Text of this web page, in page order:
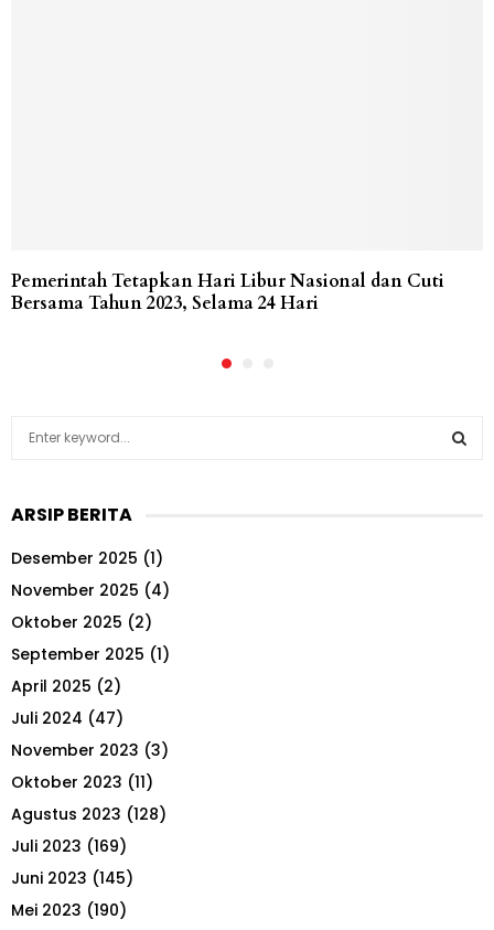
Pemerintah Tetapkan Hari Libur Nasional dan Cuti
Bersama Tahun 2023, Selama 24 Hari
c
f
o
r
ARSIP BERITA
Desember 2025 (1)
November 2025 (4)
Oktober 2025 (2)
September 2025 (1)
April 2025 (2)
Juli 2024 (47)
November 2023 (3)
Oktober 2023 (11)
Agustus 2023 (128)
Juli 2023 (169)
Juni 2023 (145)
Mei 2023 (190)